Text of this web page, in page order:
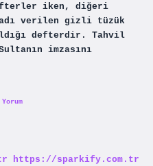
iken, diğeri
adı verilen gizli tüzük
defterdir. Tahvil
imzasını
https://sparkify.com.tr